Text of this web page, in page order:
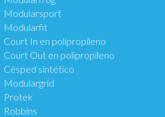
Modularsport
Modularfit
Court In en polipropileno
Court Out en polipropileno
Césped sintético
Modulargrid
Protek
Robbins